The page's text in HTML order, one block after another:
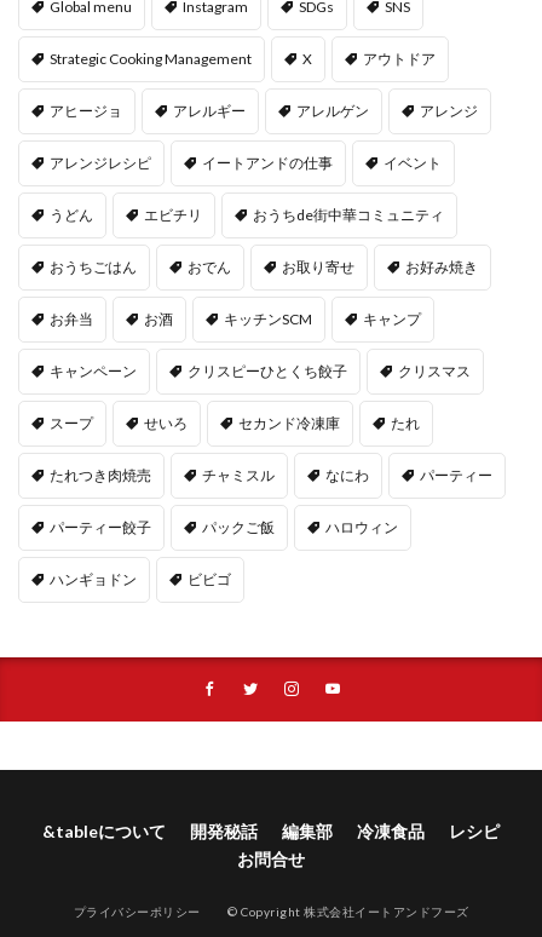
Global menu Instagram SDGs SNS
Strategic Cooking Management X アウトドア
アヒージョ アレルギー アレルゲン アレンジ
アレンジレシピ イートアンドの仕事 イベント
うどん エビチリ おうちde街中華コミュニティ
おうちごはん おでん お取り寄せ お好み焼き
お弁当 お酒 キッチンSCM キャンプ
キャンペーン クリスピーひとくち餃子 クリスマス
スープ せいろ セカンド冷凍庫 たれ
たれつき肉焼売 チャミスル なにわ パーティー
パーティー餃子 パックご飯 ハロウィン
ハンギョドン ビビゴ
&tableについて 開発秘話 編集部 冷凍食品
レシピ
お問合せ
プライバシーポリシー © Copyright 株式会社イートアンドフーズ